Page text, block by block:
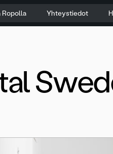
Ropolla Yhteystiedot